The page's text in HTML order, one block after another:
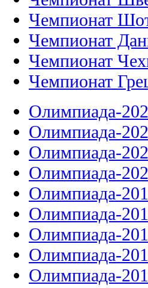
Чемпионат
Чемпионат
Чемпионат
Чемпионат
Олимпиада-
Олимпиада-
Олимпиада-
Олимпиада-
Олимпиада-
Олимпиада-
Олимпиада-
Олимпиада-
Олимпиада-